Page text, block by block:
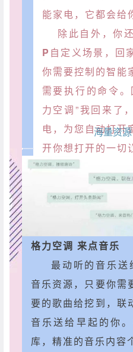
能家电，它都会给
除此自外，你
P 自定义场景，回
你需要控制的智能
需要执行的命令
力空调”我回来了
电，为您自动打开
开你想打开的一切
家助手。什么，你
事自己慢慢摸索
海量资
格力空调 来点音乐
最动听的音乐送
音乐资源，只要你需
要的歌曲给挖到，联
音乐送给早起的你
库，精准的音乐内容